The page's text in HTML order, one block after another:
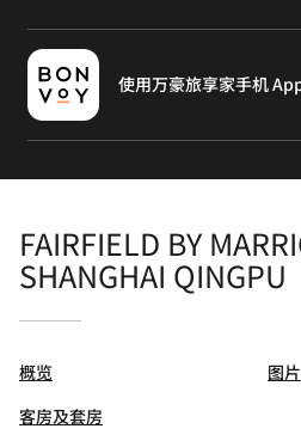
使用万豪旅享家手机
FAIRFIELD BY
SHANGHAI QINGPU
概览
客房及套房
图片